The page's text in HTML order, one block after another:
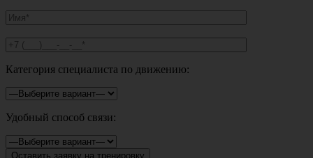
Категория специалиста по движению:
Удобный способ связи: